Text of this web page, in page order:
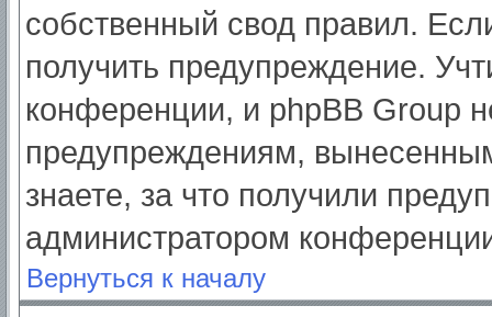
собственный свод правил.
получить предупреждение.
конференции, и phpBB Group
предупреждениям,
знаете, за что получили
администратором
Вернуться к началу